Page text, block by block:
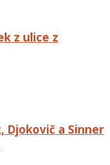
z ulice z
Djokovič a Sinner